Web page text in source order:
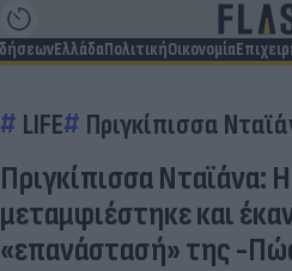
ΕλλάδαΠολιτικήΟικονομία
LIFE Πριγκίπισσα
Πριγκίπισσα Νταϊάνα:
μεταμφιέστηκε και
«επανάστασή» της -